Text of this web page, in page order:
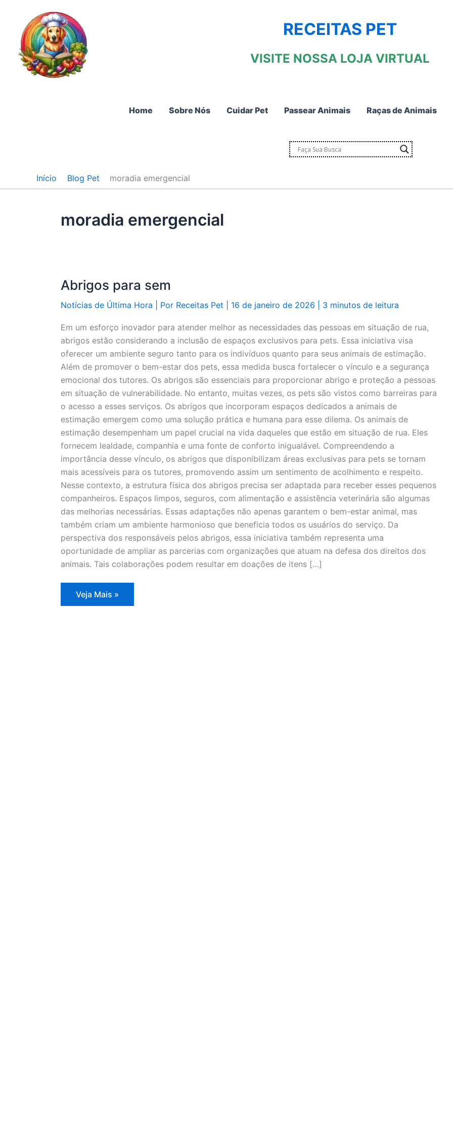
conteúdo
RECEITAS PET
VISITE NOSSA LOJA VIRTUAL
Home Sobre Nós Cuidar Pet Passear Animais Raças de Animais
Início Blog Pet moradia emergencial
moradia emergencial
Abrigos para sem
Notícias de Última Hora | Por Receitas Pet 16 de janeiro de 2026 3 minutos de leitura
Em um esforço inovador para atender melhor as necessidades das pessoas em situação de rua,
abrigos estão considerando a inclusão de espaços exclusivos para pets. Essa iniciativa visa
oferecer um ambiente seguro tanto para os indivíduos quanto para seus animais de estimação.
Além de promover o bem-estar dos pets, essa medida busca fortalecer o vínculo e a segurança
emocional dos tutores. Os abrigos são essenciais para proporcionar abrigo e proteção a pessoas
em situação de vulnerabilidade. No entanto, muitas vezes, os pets são vistos como barreiras para
o acesso a esses serviços. Os abrigos que incorporam espaços dedicados a animais de
estimação emergem como uma solução prática e humana para esse dilema. Os animais de
estimação desempenham um papel crucial na vida daqueles que estão em situação de rua. Eles
fornecem lealdade, companhia e uma fonte de conforto inigualável. Compreendendo a
importância desse vínculo, os abrigos que disponibilizam áreas exclusivas para pets se tornam
mais acessíveis para os tutores, promovendo assim um sentimento de acolhimento e respeito.
Nesse contexto, a estrutura física dos abrigos precisa ser adaptada para receber esses pequenos
companheiros. Espaços limpos, seguros, com alimentação e assistência veterinária são algumas
das melhorias necessárias. Essas adaptações não apenas garantem o bem-estar animal, mas
também criam um ambiente harmonioso que beneficia todos os usuários do serviço. Da
perspectiva dos responsáveis pelos abrigos, essa iniciativa também representa uma
oportunidade de ampliar as parcerias com organizações que atuam na defesa dos direitos dos
animais. Tais colaborações podem resultar em doações de itens […]
Abrigos
para
Veja Mais »